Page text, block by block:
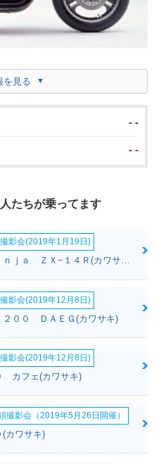
を見る
- -
- -
たちが乗ってます
影会(2019年1月19日)
ルーシーさん:Ｎｉｎｊａ ＺＸ−１４Ｒ(カワサキ)
影会(2019年12月8日)
２００ ＤＡＥＧ(カワサキ)
影会(2019年12月8日)
カフェ(カワサキ)
撮影会（2019年5月26日開催）
(カワサキ)